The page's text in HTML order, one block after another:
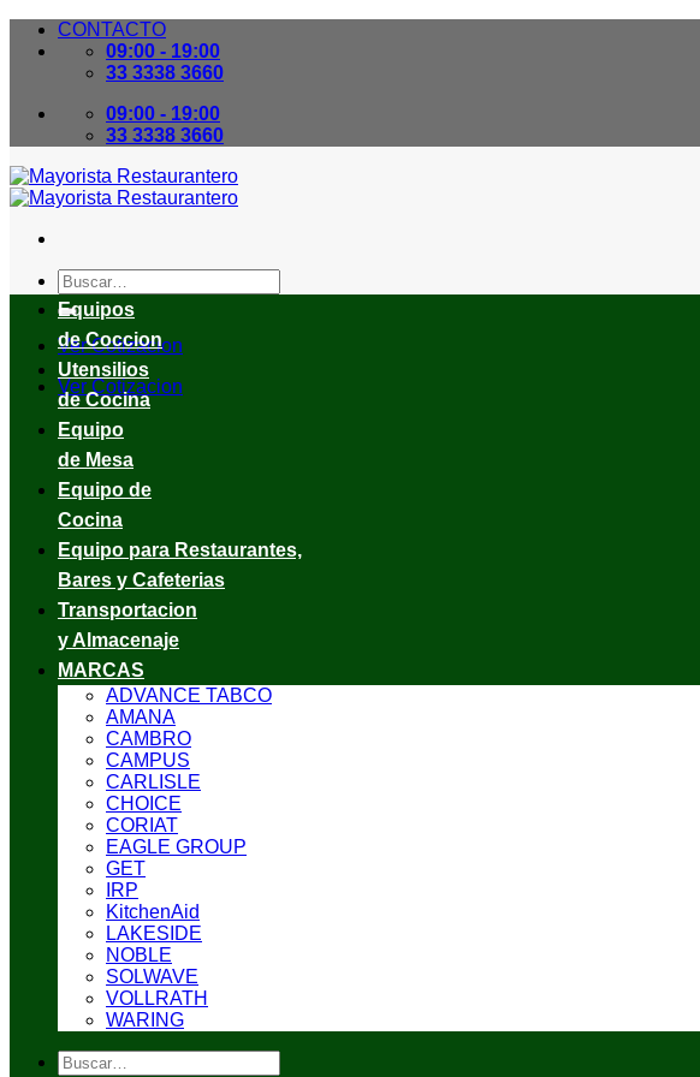
Skip
CONTACTO
09:00 - 19:00
33 3338 3660
09:00 - 19:00
33 3338 3660
Buscar
por:
Ver Cotizacion
Ver Cotizacion
Equipos
de Coccion
Utensilios
de Cocina
Equipo
de Mesa
Equipo de
Cocina
Equipo para Restaurantes,
Bares y Cafeterias
Transportacion
y Almacenaje
MARCAS
ADVANCE TABCO
AMANA
CAMBRO
CAMPUS
CARLISLE
CHOICE
CORIAT
EAGLE GROUP
GET
IRP
KitchenAid
LAKESIDE
NOBLE
SOLWAVE
VOLLRATH
WARING
Buscar